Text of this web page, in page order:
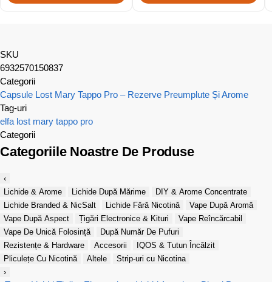
SKU
6932570150837
Categorii
Capsule Lost Mary Tappo Pro – Rezerve Preumplute Și Arome
Tag-uri
elfa lost mary tappo pro
Categorii
Categoriile Noastre De Produse
‹
Lichide & Arome
Lichide După Mărime
DIY & Arome Concentrate
Lichide Branded & NicSalt
Lichide Fără Nicotină
Vape După Aromă
Vape După Aspect
Țigări Electronice & Kituri
Vape Reîncărcabil
Vape De Unică Folosință
După Număr De Pufuri
Rezistențe & Hardware
Accesorii
IQOS & Tutun Încălzit
Pliculețe Cu Nicotină
Altele
Strip-uri cu Nicotina
›